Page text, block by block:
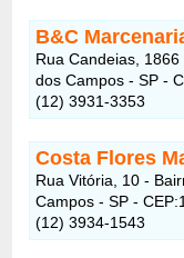
B&C
Rua Candeias,
dos Campos - SP -
(12) 3931-3353
Costa Flores
Rua Vitória, 10 -
Campos - SP -
(12) 3934-1543